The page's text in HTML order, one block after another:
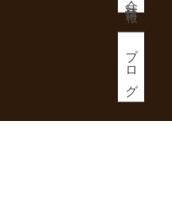
ブログ